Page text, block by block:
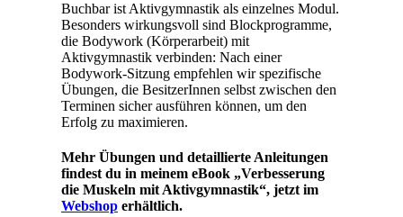
Buchbar ist Aktivgymnastik als einzelnes Modul.
Besonders wirkungsvoll sind Blockprogramme,
die Bodywork (Körperarbeit) mit
Aktivgymnastik verbinden: Nach einer
Bodywork‑Sitzung empfehlen wir spezifische
Übungen, die BesitzerInnen selbst zwischen den
Terminen sicher ausführen können, um den
Erfolg zu maximieren.
Mehr Übungen und detaillierte Anleitungen
findest du in meinem eBook „Verbesserung
die Muskeln mit Aktivgymnastik“, jetzt im
Webshop erhältlich.